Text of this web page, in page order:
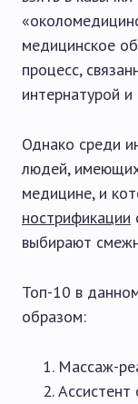
медицинское
процесс,
интернатурой и
Однако среди
людей,
медицине, и
нострификации
выбирают
Топ-10 в
образом:
Массаж-
Ассистент